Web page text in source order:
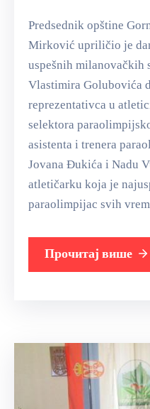
Predsednik opštine
Mirković upriličio je
uspešnih milanovačkih
Vlastimira Golubovića
reprezentativca u
selektora
asistenta i trenera
Jovana Đukića i Nadu
atletičarku koja je
paraolimpijac svih
Прочитај више